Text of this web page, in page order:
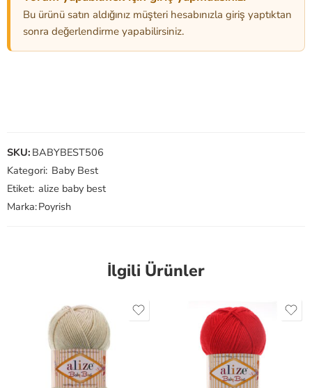
Bu ürünü satın aldığınız müşteri hesabınızla giriş yaptıktan
sonra değerlendirme yapabilirsiniz.
SKU: BABYBEST506
Kategori: Baby Best
Etiket: alize baby best
Marka:Poyrish
İlgili Ürünler